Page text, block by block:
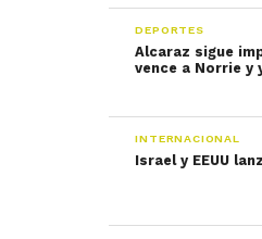
DEPORTES
Alcaraz sigue
vence a Norrie y
INTERNACIONAL
Israel y EEUU